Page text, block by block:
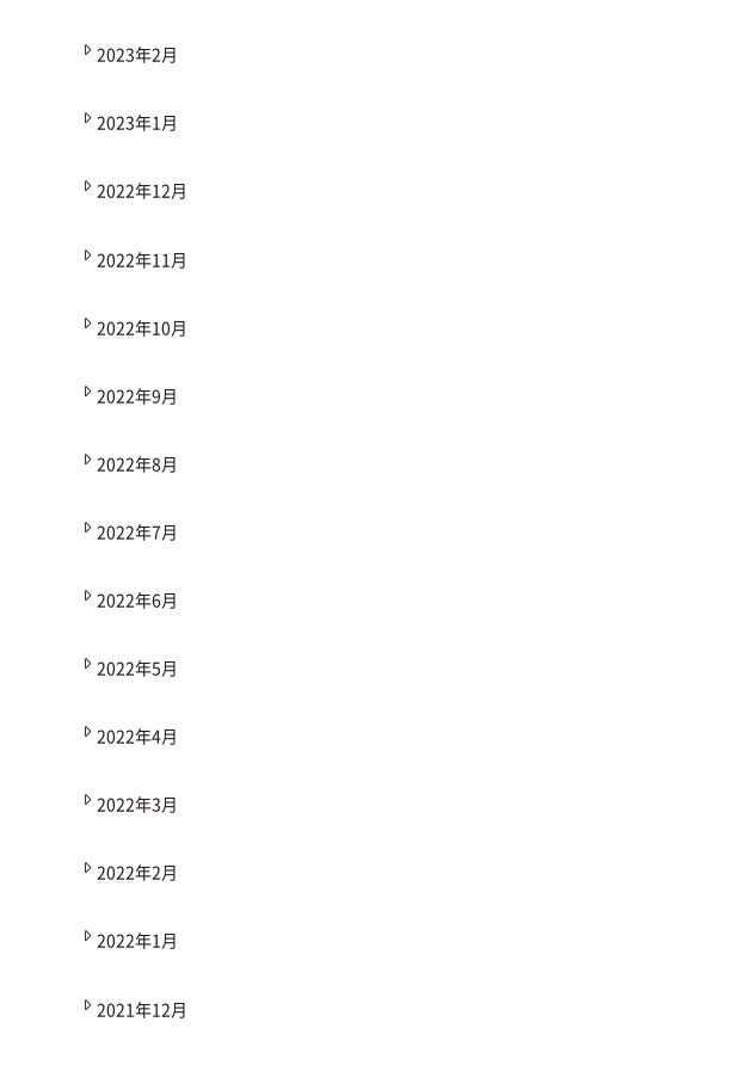
2023年2月
2023年1月
2022年12月
2022年11月
2022年10月
2022年9月
2022年8月
2022年7月
2022年6月
2022年5月
2022年4月
2022年3月
2022年2月
2022年1月
2021年12月